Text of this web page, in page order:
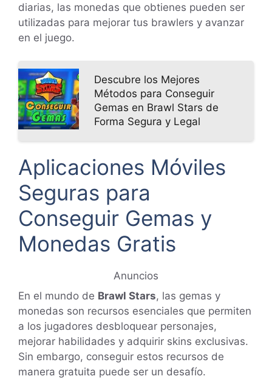
diarias, las monedas que obtienes pueden ser
utilizadas para mejorar tus brawlers y avanzar
en el juego.
Descubre los Mejores
Métodos para Conseguir
Gemas en Brawl Stars de
Forma Segura y Legal
Aplicaciones Móviles
Seguras para
Conseguir Gemas y
Monedas Gratis
Anuncios
En el mundo de Brawl Stars, las gemas y
monedas son recursos esenciales que permiten
a los jugadores desbloquear personajes,
mejorar habilidades y adquirir skins exclusivas.
Sin embargo, conseguir estos recursos de
manera gratuita puede ser un desafío.